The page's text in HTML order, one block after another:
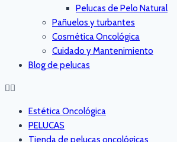
Pelucas de Pelo Natural
Pañuelos y turbantes
Cosmética Oncológica
Cuidado y Mantenimiento
Blog de pelucas
Estética Oncológica
PELUCAS
Tienda de pelucas oncológicas